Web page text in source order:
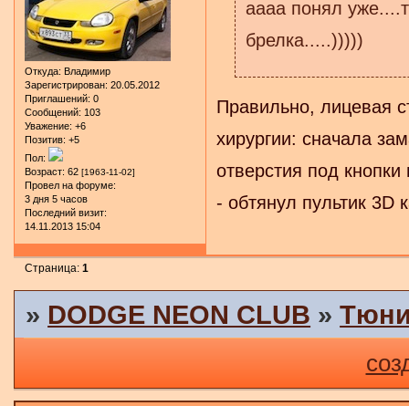
Откуда: Владимир
Зарегистрирован: 20.05.2012
Приглашений: 0
Сообщений: 103
Уважение: +6
Позитив: +5
Пол:
Возраст: 62 [1963-11-02]
Провел на форуме:
3 дня 5 часов
Последний визит:
14.11.2013 15:04
аааа понял
брелка.....)))))
Правильно, лицевая
хирургии: сначала
отверстия под
- обтянул пультик 3D
Страница:1
» DODGE NEON CLUB »